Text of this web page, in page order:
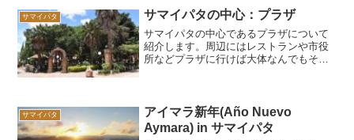
で海を...
サマイパタ サマイパタの中心：プラザ
サマイパタの中心であるプラザについて
紹介します。周辺にはレストランや市役
所などプラザに行けば大体なんでもそろ
サマイパタ
アイマラ新年(Año Nuevo
Aymara) in サマイパタ